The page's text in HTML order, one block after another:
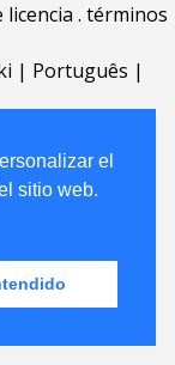
el
sitio web.
licencia . términos
| Português |
AI official partner of